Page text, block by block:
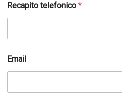
m
a
l
a
E
m
i
Recapito telefonico*
Email